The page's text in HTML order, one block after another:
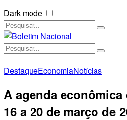
Dark mode
DestaqueEconomiaNotícias
A agenda econômica
16 a 20 de março de